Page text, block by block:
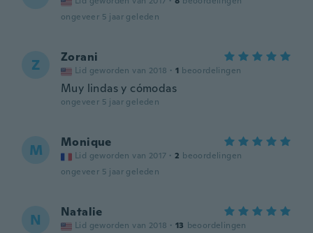
ongeveer 5 jaar geleden
Z Zorani
Lid geworden van 2018 · 1 beoordelingen
Muy lindas y cómodas
ongeveer 5 jaar geleden
M Monique
Lid geworden van 2017 · 2 beoordelingen
ongeveer 5 jaar geleden
N Natalie
Lid geworden van 2018 · 13 beoordelingen